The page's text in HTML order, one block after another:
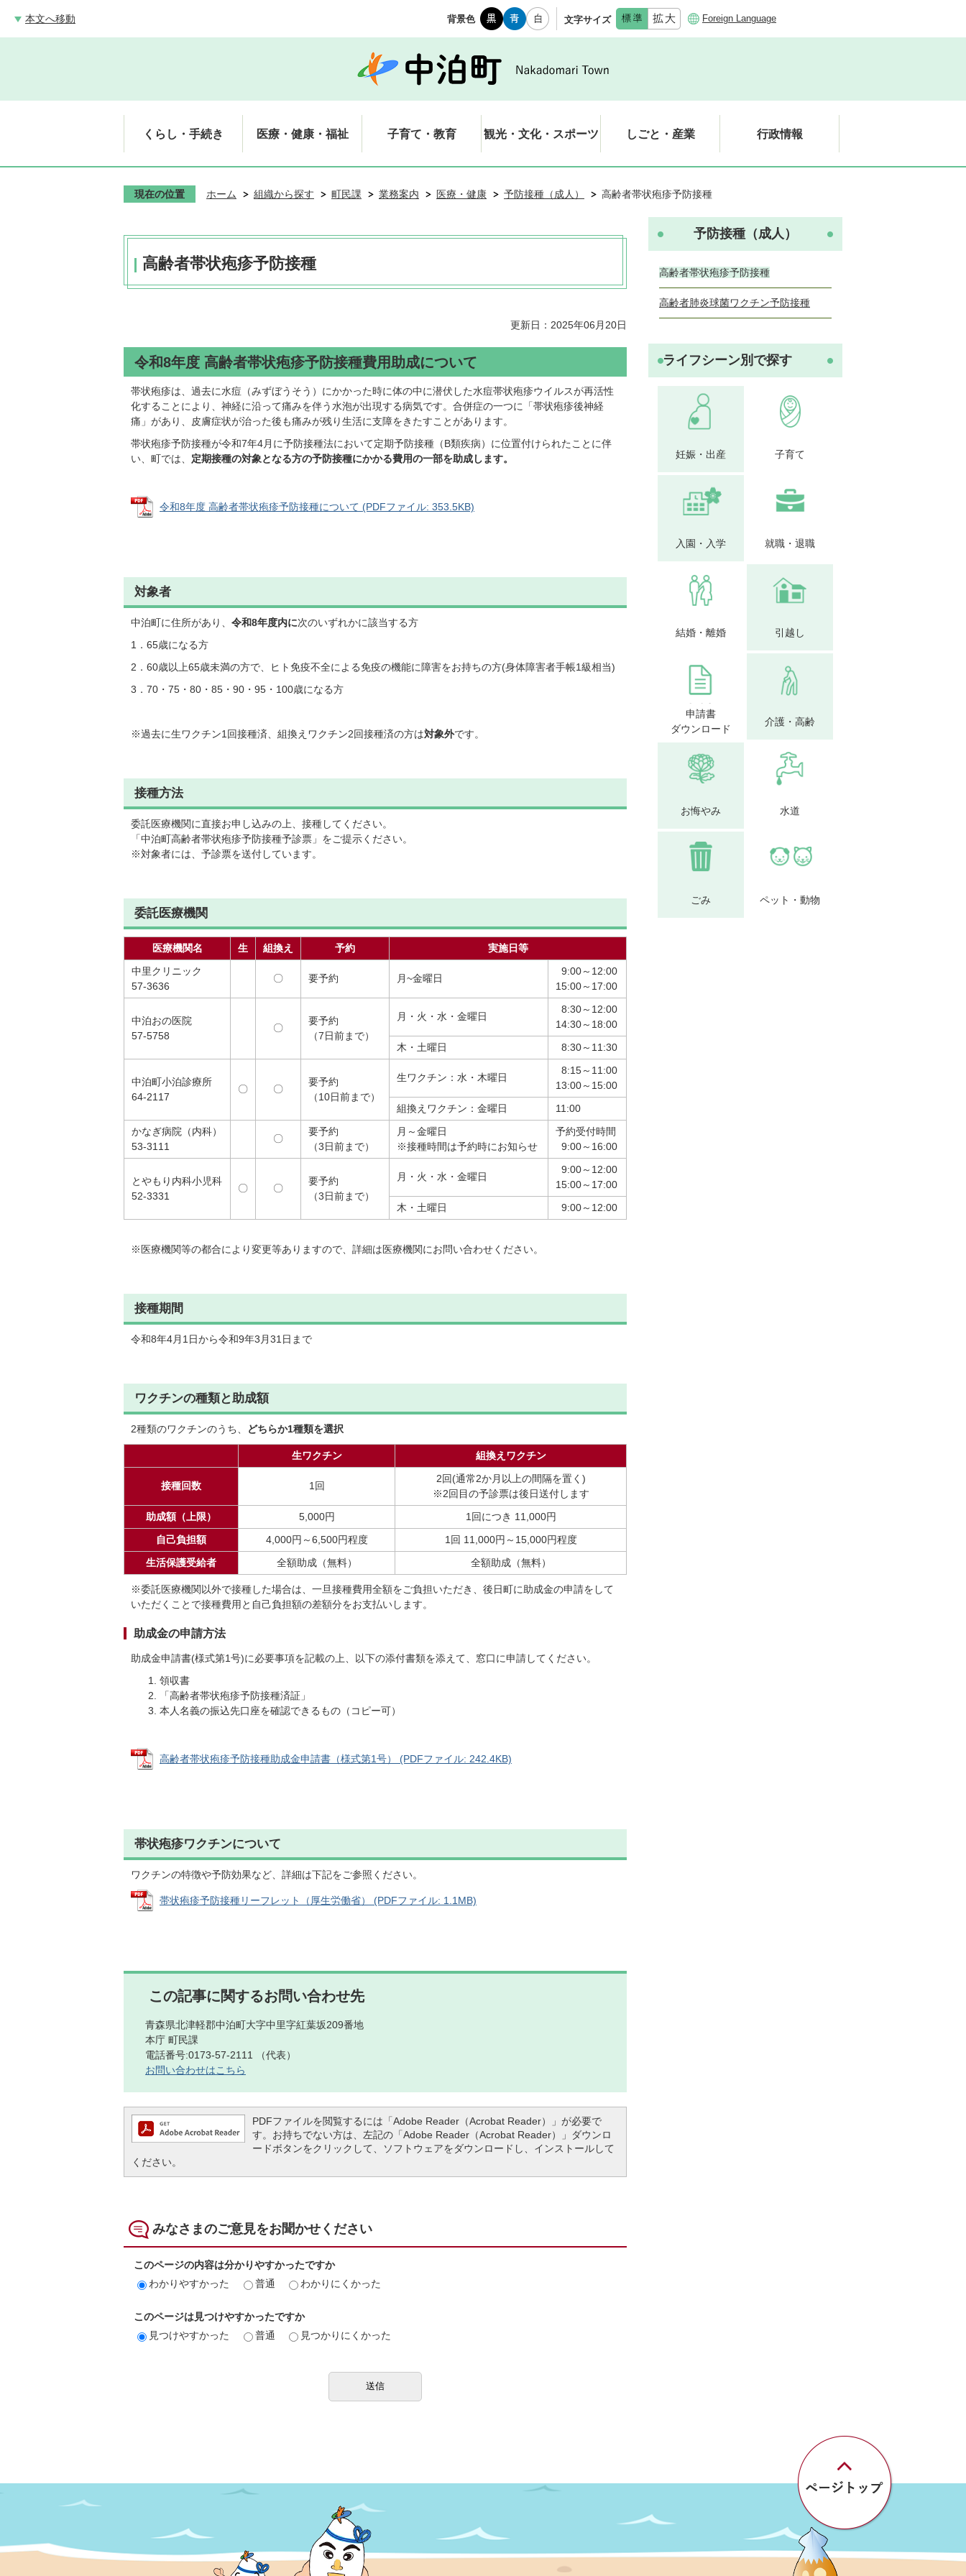
本文へ移動 背景色 文字サイズ Foreign Language
くらし・手続き 医療・健康・福祉 子育て・教育 観光・文化・スポーツ しごと・産業 行政情報
現在の位置 ホーム 組織から探す 町民課 業務案内 医療・健康 予防接種（成人） 高齢者帯状疱疹予防接種
高齢者帯状疱疹予防接種
更新日：2025年06月20日
令和8年度 高齢者帯状疱疹予防接種費用助成について
帯状疱疹は、過去に水痘（みずぼうそう）にかかった時に体の中に潜伏した水痘帯状疱疹ウイルスが再活性
化することにより、神経に沿って痛みを伴う水泡が出現する病気です。合併症の一つに「帯状疱疹後神経
痛」があり、皮膚症状が治った後も痛みが残り生活に支障をきたすことがあります。
帯状疱疹予防接種が令和7年4月に予防接種法において定期予防接種（B類疾病）に位置付けられたことに伴
い、町では、 定期接種の対象となる方の予防接種にかかる費用の一部を助成します。
令和8年度 高齢者帯状疱疹予防接種について (PDFファイル: 353.5KB)
対象者
中泊町に住所があり、 令和8年度内に次のいずれかに該当する方
1．65歳になる方
2．60歳以上65歳未満の方で、ヒト免疫不全による免疫の機能に障害をお持ちの方(身体障害者手帳1級相当)
3．70・75・80・85・90・95・100歳になる方
※過去に生ワクチン1回接種済、組換えワクチン2回接種済の方は対象外です。
接種方法
委託医療機関に直接お申し込みの上、接種してください。
「中泊町高齢者帯状疱疹予防接種予診票」をご提示ください。
※対象者には、予診票を送付しています。
委託医療機関
医療機関名 生 組換え 予約
実施日等
中里クリニック
57-3636
〇 要予約 月~金曜日
9:00～12:00
15:00～17:00
中泊おの医院
57-5758
〇
要予約
（7日前まで）
月・火・水・金曜日
8:30～12:00
14:30～18:00
木・土曜日
8:30～11:30
中泊町小泊診療所
64-2117
〇 〇
要予約
（10日前まで）
生ワクチン：水・木曜日
8:15～11:00
13:00～15:00
組換えワクチン：金曜日
11:00
かなぎ病院（内科）
53-3111
〇
要予約
（3日前まで）
月～金曜日
※接種時間は予約時にお知らせ
予約受付時間
9:00～16:00
とやもり内科小児科
52-3331
〇 〇
要予約
（3日前まで）
月・火・水・金曜日
9:00～12:00
15:00～17:00
木・土曜日
9:00～12:00
※医療機関等の都合により変更等ありますので、詳細は医療機関にお問い合わせください。
接種期間
令和8年4月1日から令和9年3月31日まで
ワクチンの種類と助成額
2種類のワクチンのうち、 どちらか1種類を選択
生ワクチン 組換えワクチン
接種回数 1回
2回(通常2か月以上の間隔を置く)
※2回目の予診票は後日送付します
助成額（上限）
5,000円
1回につき 11,000円
自己負担額
4,000円～6,500円程度
1回 11,000円～15,000円程度
生活保護受給者
全額助成（無料） 全額助成（無料）
※委託医療機関以外で接種した場合は、一旦接種費用全額をご負担いただき、後日町に助成金の申請をして
いただくことで接種費用と自己負担額の差額分をお支払いします。
助成金の申請方法
助成金申請書(様式第1号)に必要事項を記載の上、以下の添付書類を添えて、窓口に申請してください。
領収書
「高齢者帯状疱疹予防接種済証」
本人名義の振込先口座を確認できるもの（コピー可）
高齢者帯状疱疹予防接種助成金申請書（様式第1号） (PDFファイル: 242.4KB)
帯状疱疹ワクチンについて
ワクチンの特徴や予防効果など、詳細は下記をご参照ください。
帯状疱疹予防接種リーフレット（厚生労働省） (PDFファイル: 1.1MB)
この記事に関するお問い合わせ先
青森県北津軽郡中泊町大字中里字紅葉坂209番地
本庁 町民課
電話番号:0173-57-2111 （代表）
お問い合わせはこちら
PDFファイルを閲覧するには「Adobe Reader（Acrobat Reader）」が必要で
す。お持ちでない方は、左記の「Adobe Reader（Acrobat Reader）」ダウンロ
ードボタンをクリックして、ソフトウェアをダウンロードし、インストールして
ください。
みなさまのご意見をお聞かせください
このページの内容は分かりやすかったですか
わかりやすかった
普通 わかりにくかった
このページは見つけやすかったですか
見つけやすかった
普通 見つかりにくかった
予防接種（成人）
高齢者帯状疱疹予防接種
高齢者肺炎球菌ワクチン予防接種
ライフシーン別で探す
妊娠・出産 子育て
入園・入学 就職・退職
結婚・離婚 引越し
申請書
ダウンロード
介護・高齢
お悔やみ 水道
ごみ ペット・動物